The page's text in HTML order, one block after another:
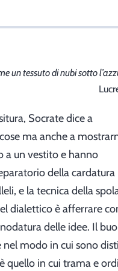
un tessuto di nubi sotto
Socrate dice a
ma anche a
a un vestito e hanno
della cardatura
e la tecnica della
dialettico è afferrare
delle idee. Il
modo in cui sono
quello in cui trama e